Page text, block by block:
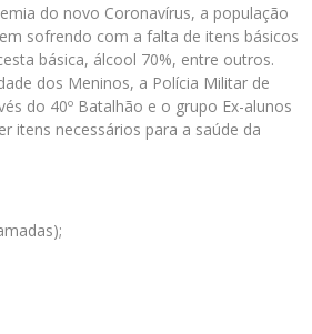
do novo Coronavírus, a população
sofrendo com a falta de itens básicos
básica, álcool 70%, entre outros.
dos Meninos, a Polícia Militar de
do 40º Batalhão e o grupo Ex-alunos
itens necessários para a saúde da